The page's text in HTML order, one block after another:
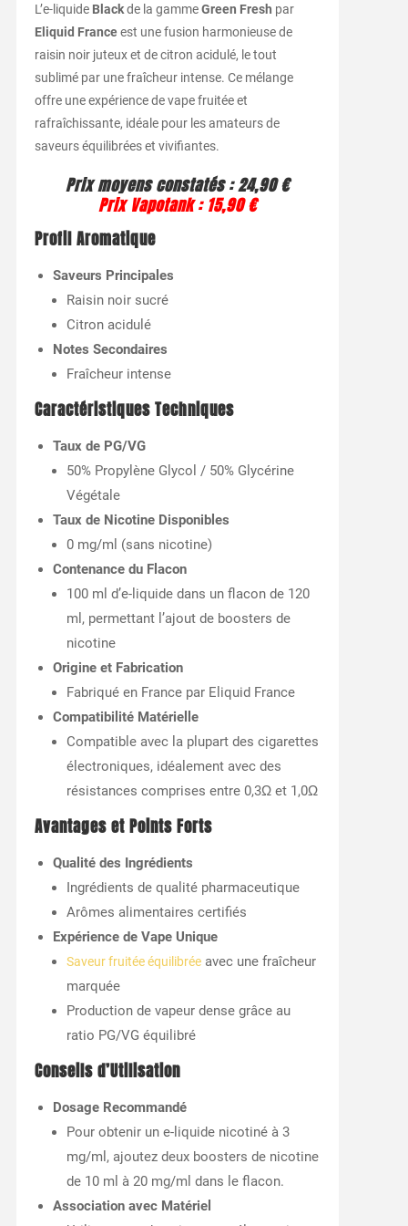
L’e-liquide Blackde la gammeGreen Fresh par
Eliquid Franceest une fusion harmonieuse de
raisin noir juteux et de citron acidulé, le tout
sublimé par une fraîcheur intense. Ce mélange
offre une expérience de vape fruitée et
rafraîchissante, idéale pour les amateurs de
saveurs équilibrées et vivifiantes.
Prix moyens constatés : 24,90 €
Prix Vapotank : 15,90 €
Profil Aromatique
Saveurs Principales
Raisin noir sucré
Citron acidulé
Notes Secondaires
Fraîcheur intense
Caractéristiques Techniques
Taux de PG/VG
50% Propylène Glycol / 50% Glycérine
Végétale
Taux de Nicotine Disponibles
0 mg/ml (sans nicotine)
Contenance du Flacon
100 ml d’e-liquide dans un flacon de 120
ml, permettant l’ajout de boosters de
nicotine
Origine et Fabrication
Fabriqué en France par Eliquid France
Compatibilité Matérielle
Compatible avec la plupart des cigarettes
électroniques, idéalement avec des
résistances comprises entre 0,3Ω et 1,0Ω
Avantages et Points Forts
Qualité des Ingrédients
Ingrédients de qualité pharmaceutique
Arômes alimentaires certifiés
Expérience de Vape Unique
Saveur fruitée équilibréeavec une fraîcheur
marquée
Production de vapeur dense grâce au
ratio PG/VG équilibré
Conseils d’Utilisation
Dosage Recommandé
Pour obtenir un e-liquide nicotiné à 3
mg/ml, ajoutez deux boosters de nicotine
de 10 ml à 20 mg/ml dans le flacon.
Association avec Matériel